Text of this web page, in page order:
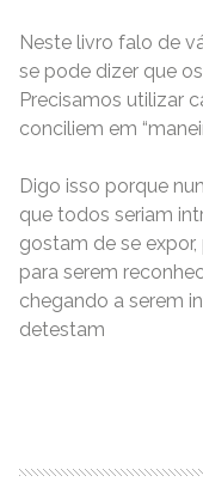
Neste livro falo de
se pode dizer que
Precisamos utilizar
conciliem em
Digo isso porque
que todos seriam
gostam de se
para serem
chegando a serem
detestam